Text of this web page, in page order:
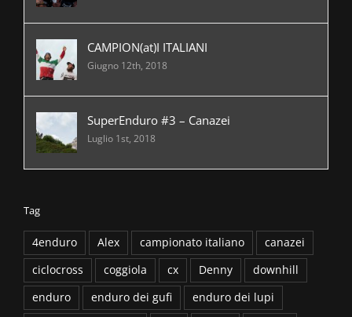
CAMPION(at)I ITALIANI
Giugno 12th, 2018
SuperEnduro #3 – Canazei
Luglio 1st, 2018
Tag
4enduro Alex campionato italiano
canazei
ciclocross
coggiola cx Denny
downhill
enduro
enduro dei gufi
enduro dei lupi